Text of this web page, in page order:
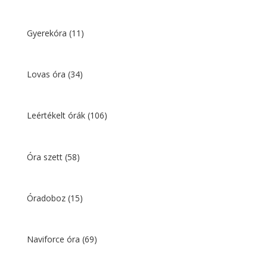
Gyerekóra (11)
Lovas óra (34)
Leértékelt órák (106)
Óra szett (58)
Óradoboz (15)
Naviforce óra (69)